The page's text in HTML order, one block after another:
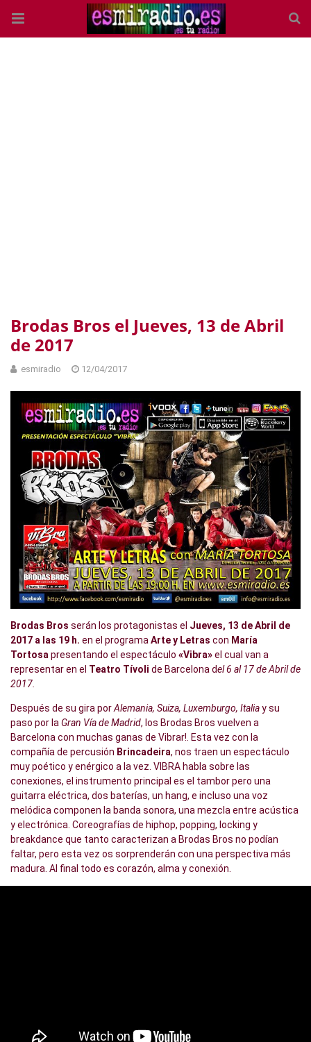
Brodas Bros el Jueves, 13 de Abril
de 2017
esmiradio 12/04/2017
Brodas Bros serán los protagonistas el Jueves, 13 de Abril de
2017 a las 19 h. en el programa Arte y Letras con María
Tortosa presentando el espectáculo «Vibra»el cual van a
representaren el Teatro Tívoli de Barcelona del 6 al 17 de Abril de
2017.
Después de su gira porAlemania, Suiza, Luxemburgo, Italiay su
paso por la Gran Vía de Madrid, los Brodas Bros vuelven a
Barcelona con muchas ganas de Vibrar!. Esta vez con la
compañía de percusión Brincadeira, nos traen un espectáculo
muy poético y enérgico a la vez. VIBRA habla sobre las
conexiones, el instrumento principal es el tambor pero una
guitarra eléctrica, dos baterías, un hang, e incluso una voz
melódica componen la banda sonora, una mezcla entre acústica
y electrónica. Coreografías de hiphop, popping, locking y
breakdance que tanto caracterizan a Brodas Bros no podían
faltar, pero esta vez os sorprenderán con una perspectiva más
madura. Al final todo es corazón, alma y conexión.